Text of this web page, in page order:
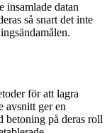
insamlade datan
så snart det inte
för att lagra
avsnitt ger en
betoning på deras roll